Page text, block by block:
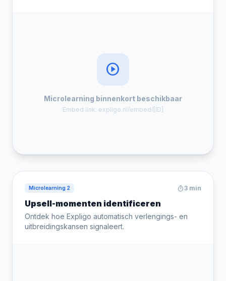
play_circle
Microlearning binnenkort beschikbaar
Embed link: expligo.nl/embed/[ID]
Microlearning 2 timer3 min
Upsell-momenten identificeren
Ontdek hoe Expligo automatisch verlengings- en
uitbreidingskansen signaleert.